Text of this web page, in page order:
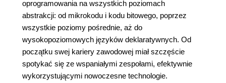
oprogramowania na wszystkich poziomach
abstrakcji: od mikrokodu i kodu bitowego, poprzez
wszystkie poziomy pośrednie, aż do
wysokopoziomowych języków deklaratywnych. Od
początku swej kariery zawodowej miał szczęście
spotykać się ze wspaniałymi zespołami, efektywnie
wykorzystującymi nowoczesne technologie.